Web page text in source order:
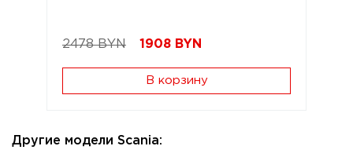
2478 BYN 1908 BYN
В корзину
Другие модели Scania: